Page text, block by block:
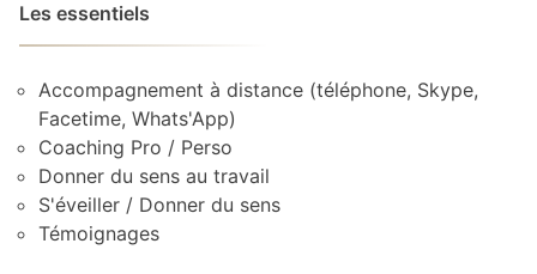
Les essentiels
Accompagnement à distance (téléphone, Skype,
Facetime, Whats'App)
Coaching Pro / Perso
Donner du sens au travail
S'éveiller / Donner du sens
Témoignages